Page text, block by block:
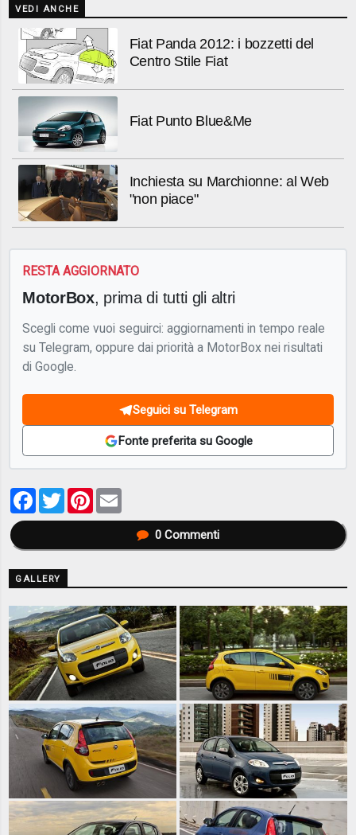
VEDI ANCHE
Fiat Panda 2012: i bozzetti del
Centro Stile Fiat
Fiat Punto Blue&Me
Inchiesta su Marchionne: al Web
"non piace"
RESTA AGGIORNATO
MotorBox, prima di tutti gli altri
Scegli come vuoi seguirci: aggiornamenti in tempo reale
su Telegram, oppure dai priorità a MotorBox nei risultati
di Google.
Seguici su Telegram
Fonte preferita su Google
Facebook
TwitterPinterest
0Commenti
GALLERY